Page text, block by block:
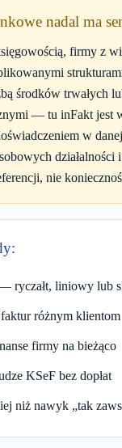
nadal ma
firmy z
środków trwałych
— tu inFakt jest
w
działalności i
nie
ryczałt, liniowy lub
różnym klientom
firmy na bieżąco
KSeF bez dopłat
niż nawyk „tak